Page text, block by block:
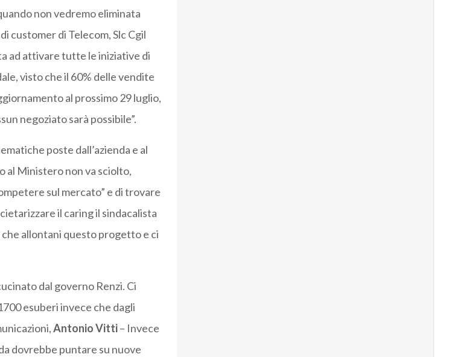
non vedremo eliminata
customer di Telecom, Slc Cgil
ad attivare tutte le iniziative di
visto che il 60% delle vendite
al prossimo 29 luglio,
negoziato sarà possibile”.
poste dall’azienda e al
al Ministero non va sciolto,
sul mercato” e di trovare
il caring il sindacalista
allontani questo progetto e ci
dal governo Renzi. Ci
esuberi invece che dagli
Antonio Vitti– Invece
dovrebbe puntare su nuove